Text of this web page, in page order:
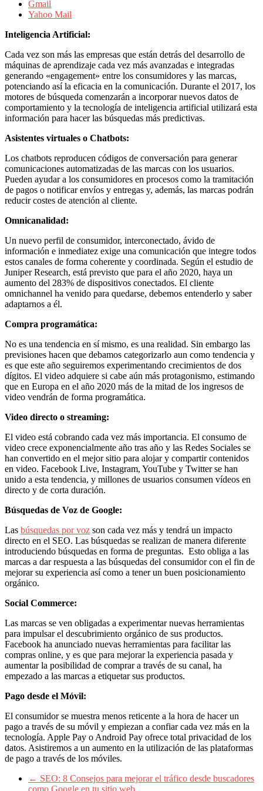
filiales
América
Latina
|
Una
mirada
estratégica
y
versátil
del
en
|
Bitácora
social
de
Mercadeo
Medios,
Marketing,
Campañas
Publicitarias,
Agencias,
Empresas,
Negocios,
Tendencias,
Trendings,
Dinero,
Economía,
Diseño
Web,
Móviles,
Estrategias
Digitales,
Estrategias
Publicitarias,
Clientes,
Innovación,
Tecnología,
Noticias,
Artículos,
Gente,
Contenidos
de
Eventos
de
Marketing,
Mercadotecnia,
Eventos
Publicitarios,
Marcas,
TV,
Radio,
Creatividad,
SEO,
SEM,
Free
RRPP,
Spots,
Comerciales,
Periodismo,
Revistas,
Magazines
,
Gmail
Yahoo Mail
Inteligencia Artificial:
Cada vez son más las empresas que están detrás del desarrollo de
máquinas de aprendizaje cada vez más avanzadas e integradas
generando «engagement» entre los consumidores y las marcas,
potenciando así la eficacia en la comunicación. Durante el 2017, los
motores de búsqueda comenzarán a incorporar nuevos datos de
comportamiento y la tecnología de inteligencia artificial utilizará esta
información para hacer las búsquedas más predictivas.
Asistentes virtuales o Chatbots:
Los chatbots reproducen códigos de conversación para generar
comunicaciones automatizadas de las marcas con los usuarios.
Pueden ayudar a los consumidores en procesos como la tramitación
de pagos o notificar envíos y entregas y, además, las marcas podrán
reducir costes de atención al cliente.
Omnicanalidad:
Un nuevo perfil de consumidor, interconectado, ávido de
información e inmediatez exige una comunicación que integre todos
estos canales de forma coherente y coordinada. Según el estudio de
Juniper Research, está previsto que para el año 2020, haya un
aumento del 283% de dispositivos conectados. El cliente
omnichannel ha venido para quedarse, debemos entenderlo y saber
adaptarnos a él.
Compra programática:
No es una tendencia en sí mismo, es una realidad. Sin embargo las
previsiones hacen que debamos categorizarlo aun como tendencia y
es que este año seguiremos experimentando crecimientos de dos
dígitos. El video adquiere si cabe aún más protagonismo, estimando
que en Europa en el año 2020 más de la mitad de los ingresos de
video vendrán de forma programática.
Video directo o streaming:
El video está cobrando cada vez más importancia. El consumo de
video crece exponencialmente año tras año y las Redes Sociales se
han convertido en el mejor sitio para alojar y compartir contenidos
en video. Facebook Live, Instagram, YouTube y Twitter se han
unido a esta tendencia, y millones de usuarios consumen vídeos en
directo y de corta duración.
Búsquedas de Voz de Google:
Las búsquedas por voz son cada vez más y tendrá un impacto
directo en el SEO. Las búsquedas se realizan de manera diferente
introduciendo búsquedas en forma de preguntas. Esto obliga a las
marcas a dar respuesta a las búsquedas del consumidor con el fin de
mejorar su experiencia así como a tener un buen posicionamiento
orgánico.
Social Commerce:
Las marcas se ven obligadas a experimentar nuevas herramientas
para impulsar el descubrimiento orgánico de sus productos.
Facebook ha anunciado nuevas herramientas para facilitar las
compras online, y es que para mejorar la experiencia pasada y
aumentar la posibilidad de comprar a través de su canal, ha
empezado a las marcas a etiquetar sus productos.
Pago desde el Móvil:
El consumidor se muestra menos reticente a la hora de hacer un
pago a través de su móvil y empiezan a confiar cada vez más en la
tecnología. Apple Pay o Android Pay ofrece total privacidad de los
datos. Asistiremos a un aumento en la utilización de las plataformas
de pago a través de los móviles.
← SEO: 8 Consejos para mejorar el tráfico desde buscadores